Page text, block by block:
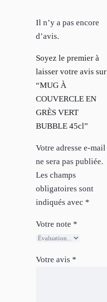
Il n’y a pas encore
d’avis.
Soyez le premier à
laisser votre avis sur
“MUG À
COUVERCLE EN
GRÈS VERT
BUBBLE 45cl”
Votre adresse e-mail
ne sera pas publiée.
Les champs
obligatoires sont
indiqués avec *
Votre note *
Votre avis *